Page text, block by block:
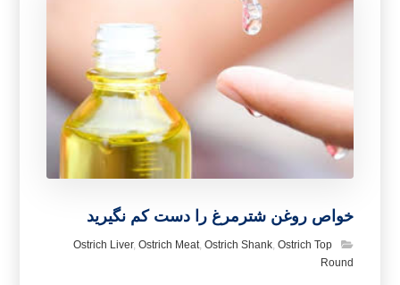
خواص روغن شترمرغ را دست کم نگیرید
Ostrich Liver, Ostrich Meat, Ostrich Shank, Ostrich Top
Round